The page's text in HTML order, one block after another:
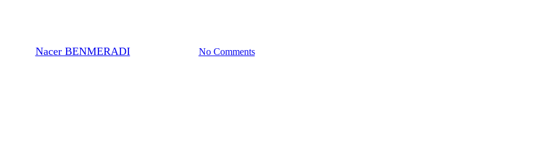
Nacer BENMERADI24. Oktober 2023 No Comments